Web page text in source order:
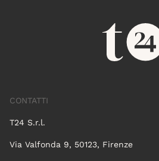
CONTATTI
T24 S.r.l.
Via Valfonda 9, 50123, Firenze